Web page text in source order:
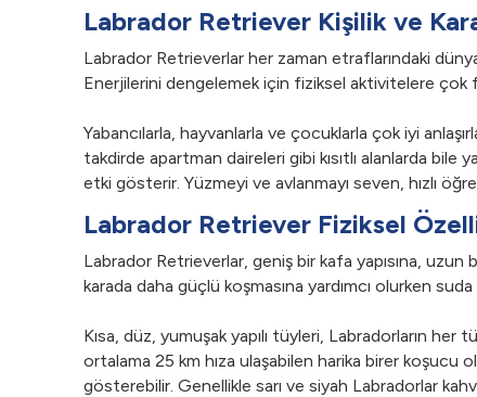
Labrador Retriever Kişilik ve
Labrador Retrieverlar her zaman etraflarındaki
Enerjilerini dengelemek için fiziksel aktivitelere çok
Yabancılarla, hayvanlarla ve çocuklarla çok iyi
takdirde apartman daireleri gibi kısıtlı alanlarda bile
etki gösterir. Yüzmeyi ve avlanmayı seven, hızlı
Labrador Retriever Fiziksel
Labrador Retrieverlar, geniş bir kafa yapısına, uzun
karada daha güçlü koşmasına yardımcı olurken
Kısa, düz, yumuşak yapılı tüyleri, Labradorların
ortalama 25 km hıza ulaşabilen harika birer koşucu
gösterebilir. Genellikle sarı ve siyah Labradorlar